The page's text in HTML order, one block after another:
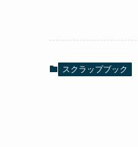
スクラップブック